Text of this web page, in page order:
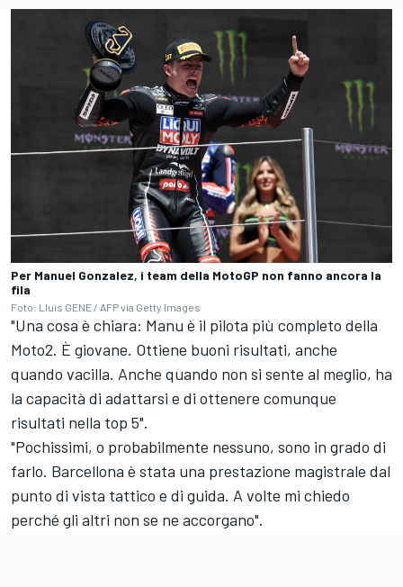
Per Manuel Gonzalez, i team della MotoGP non fanno ancora la
fila
Foto: Lluis GENE / AFP via Getty Images
"Una cosa è chiara: Manu è il pilota più completo della
Moto2. È giovane. Ottiene buoni risultati, anche
quando vacilla. Anche quando non si sente al meglio, ha
la capacità di adattarsi e di ottenere comunque
risultati nella top 5".
"Pochissimi, o probabilmente nessuno, sono in grado di
farlo. Barcellona è stata una prestazione magistrale dal
punto di vista tattico e di guida. A volte mi chiedo
perché gli altri non se ne accorgano".